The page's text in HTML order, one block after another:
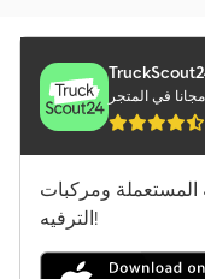
Volvo Fm 300
Volvo Fm 400
شاحنة قلابة بكابل
شاحنة قلابة مع رافعة
مجانا في المتجر
المستعملة ومركبات
الترفيه!